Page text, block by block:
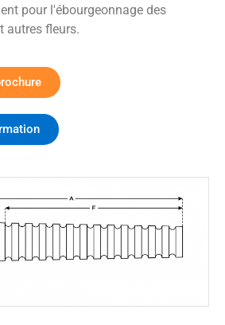
pour l'ébourgeonnage des
autres fleurs.